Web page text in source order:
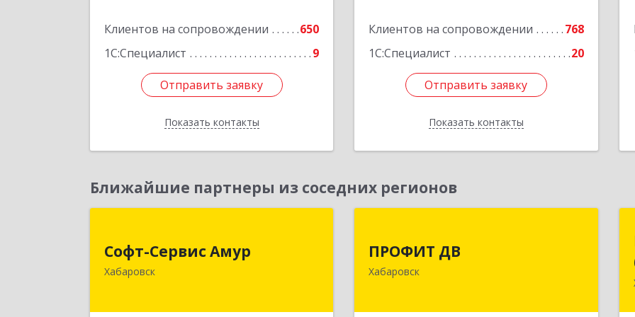
Клиентов на сопровождении
650
1С:Специалист
9
Отправить заявку
Показать контакты
Отправить заявку
Назад
Клиентов на сопровождении
768
1С:Специалист
20
Отправить заявку
Показать контакты
Отправить заявку
Назад
Ближайшие партнеры из соседних регионов
Софт-Сервис Амур
Хабаровск
680000, Хабаровский край, Хабаровск
г, Муравьева-Амурского ул., дом № 4,
ПРОФИТ ДВ
Хабаровск
680000, Хабаровский край, Хабаровск
г, Муравьева-Амурского ул, дом № 25,